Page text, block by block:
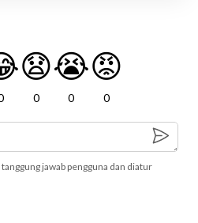
😧
0
😭
0
😡
0
jawab pengguna dan diatur